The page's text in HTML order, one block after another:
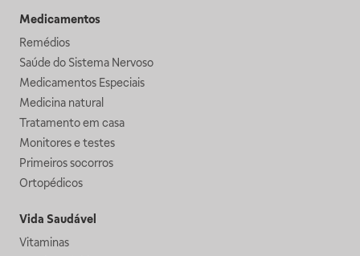
Medicamentos
Remédios
Saúde do Sistema Nervoso
Medicamentos Especiais
Medicina natural
Tratamento em casa
Monitores e testes
Primeiros socorros
Ortopédicos
Vida Saudável
Vitaminas